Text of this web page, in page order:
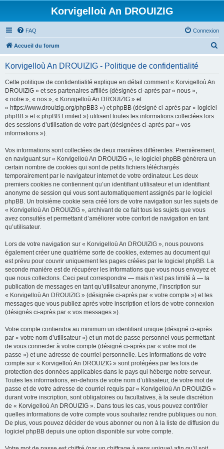
Korvigelloù An DROUIZIG
FAQ Connexion
Accueil du forum
Korvigelloù An DROUIZIG - Politique de confidentialité
Cette politique de confidentialité explique en détail comment « Korvigelloù An
DROUIZIG » et ses partenaires affiliés (désignés ci-après par « nous »,
« notre », « nos », « Korvigelloù An DROUIZIG » et
« https://www.drouizig.org/phpBB3 ») et phpBB (désigné ci-après par « logiciel
phpBB » et « phpBB Limited ») utilisent toutes les informations collectées lors
des sessions d’utilisation de votre part (désignées ci-après par « vos
informations »).
Vos informations sont collectées de deux manières différentes. Premièrement,
en naviguant sur « Korvigelloù An DROUIZIG », le logiciel phpBB génèrera un
certain nombre de cookies qui sont de petits fichiers téléchargés
temporairement par le navigateur internet de votre ordinateur. Les deux
premiers cookies ne contiennent qu’un identifiant utilisateur et un identifiant
anonyme de session qui vous sont automatiquement assignés par le logiciel
phpBB. Un troisième cookie sera créé lors de votre navigation sur les sujets de
« Korvigelloù An DROUIZIG », archivant de ce fait tous les sujets que vous
avez consultés et permettant d’améliorer votre confort de navigation en tant
qu’utilisateur.
Lors de votre navigation sur « Korvigelloù An DROUIZIG », nous pouvons
également créer une quatrième sorte de cookies, externes au document qui
est prévu pour couvrir uniquement les pages créées par le logiciel phpBB. La
seconde manière est de récupérer les informations que vous nous envoyez et
que nous collectons. Ceci peut correspondre — mais n’est pas limité à — la
publication de messages en tant qu’utilisateur anonyme, l’inscription sur
« Korvigelloù An DROUIZIG » (désignée ci-après par « votre compte ») et les
messages que vous publiez après votre inscription et lors de votre connexion
(désignés ci-après par « vos messages »).
Votre compte contiendra au minimum un identifiant unique (désigné ci-après
par « votre nom d’utilisateur ») et un mot de passe personnel vous permettant
de vous connecter à votre compte (désigné ci-après par « votre mot de
passe ») et une adresse de courriel personnelle. Les informations de votre
compte sur « Korvigelloù An DROUIZIG » sont protégées par les lois de
protection des données applicables dans le pays qui héberge notre serveur.
Toutes les informations, en-dehors de votre nom d’utilisateur, de votre mot de
passe et de votre adresse de courriel requis par « Korvigelloù An DROUIZIG »
durant votre inscription, sont obligatoires ou facultatives, à la seule discrétion
de « Korvigelloù An DROUIZIG ». Dans tous les cas, vous pouvez contrôler
quelles informations de votre compte vous souhaitez rendre publiques ou non.
De plus, vous pouvez décider de vous abonner ou non à la liste de diffusion du
logiciel phpBB depuis une option disponible sur votre compte.